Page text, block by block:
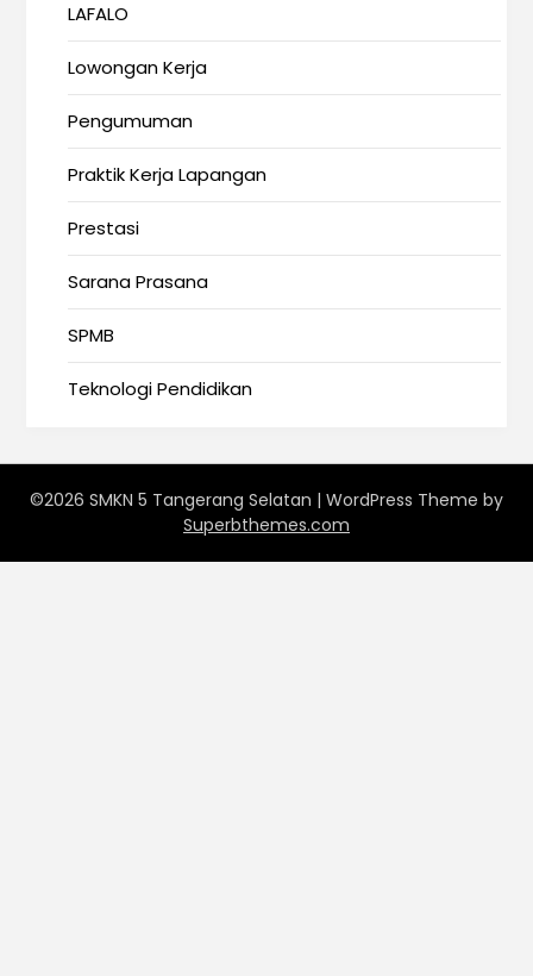
LAFALO
Lowongan Kerja
Pengumuman
Praktik Kerja Lapangan
Prestasi
Sarana Prasana
SPMB
Teknologi Pendidikan
©2026 SMKN 5 Tangerang Selatan | WordPress Theme by
Superbthemes.com